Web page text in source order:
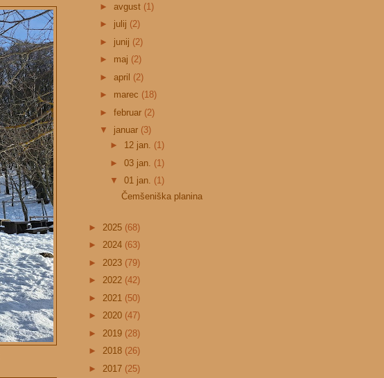
► avgust (1)
► julij (2)
► junij (2)
► maj (2)
► april (2)
► marec (18)
► februar (2)
▼ januar (3)
► 12 jan. (1)
►03 jan. (1)
▼01 jan. (1)
Čemšeniška planina
► 2025 (68)
► 2024 (63)
► 2023 (79)
► 2022 (42)
► 2021 (50)
► 2020 (47)
► 2019 (28)
► 2018 (26)
► 2017 (25)